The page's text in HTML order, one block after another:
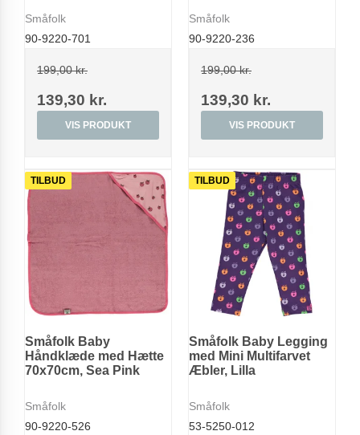
Småfolk
90-9220-701
199,00 kr.
139,30 kr.
VIS PRODUKT
Småfolk
90-9220-236
199,00 kr.
139,30 kr.
VIS PRODUKT
TILBUD
Småfolk Baby
Håndklæde med Hætte
70x70cm, Sea Pink
Småfolk
90-9220-526
TILBUD
Småfolk Baby Legging
med Mini Multifarvet
Æbler, Lilla
Småfolk
53-5250-012